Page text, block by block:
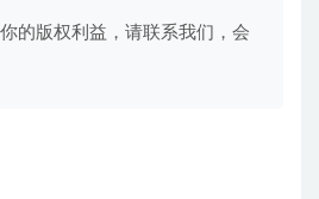
的版权利益，请联系我们，会